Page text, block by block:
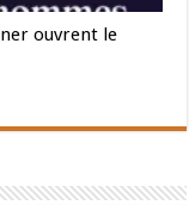
ouvrent le